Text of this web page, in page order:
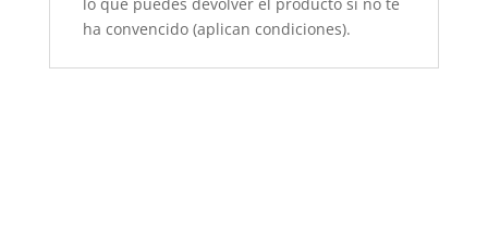
ha convencido (aplican condiciones).